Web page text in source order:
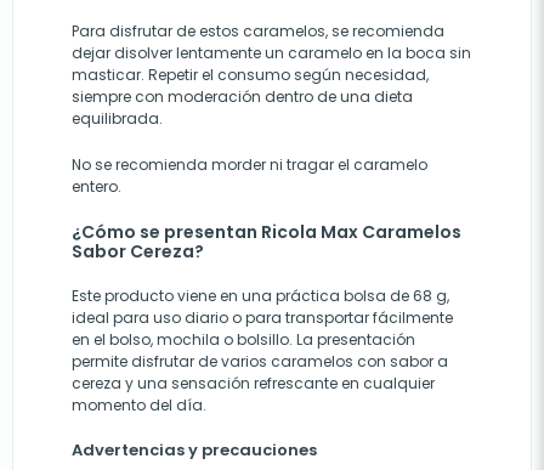
Para disfrutar de estos caramelos, se recomienda
dejar disolver lentamente un caramelo en la boca sin
masticar. Repetir el consumo según necesidad,
siempre con moderación dentro de una dieta
equilibrada.
No se recomienda morder ni tragar el caramelo
entero.
¿Cómo se presentan Ricola Max Caramelos
Sabor Cereza?
Este producto viene en una práctica bolsa de 68 g,
ideal para uso diario o para transportar fácilmente
en el bolso, mochila o bolsillo. La presentación
permite disfrutar de varios caramelos con sabor a
cereza y una sensación refrescante en cualquier
momento del día.
Advertencias y precauciones